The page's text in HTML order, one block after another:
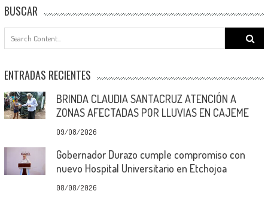
BUSCAR
Search
for:
ENTRADAS RECIENTES
BRINDA CLAUDIA SANTACRUZ ATENCIÓN A
ZONAS AFECTADAS POR LLUVIAS EN CAJEME
09/08/2026
Gobernador Durazo cumple compromiso con
nuevo Hospital Universitario en Etchojoa
08/08/2026